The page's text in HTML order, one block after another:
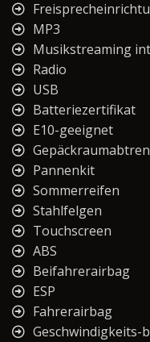
MP3
Musikstreaming
Radio
USB
Batteriezertifikat
E10-geeignet
Pannenkit
Sommerreifen
Stahlfelgen
Touchscreen
ABS
Beifahrerairbag
ESP
Fahrerairbag
Geschwindigkeits-